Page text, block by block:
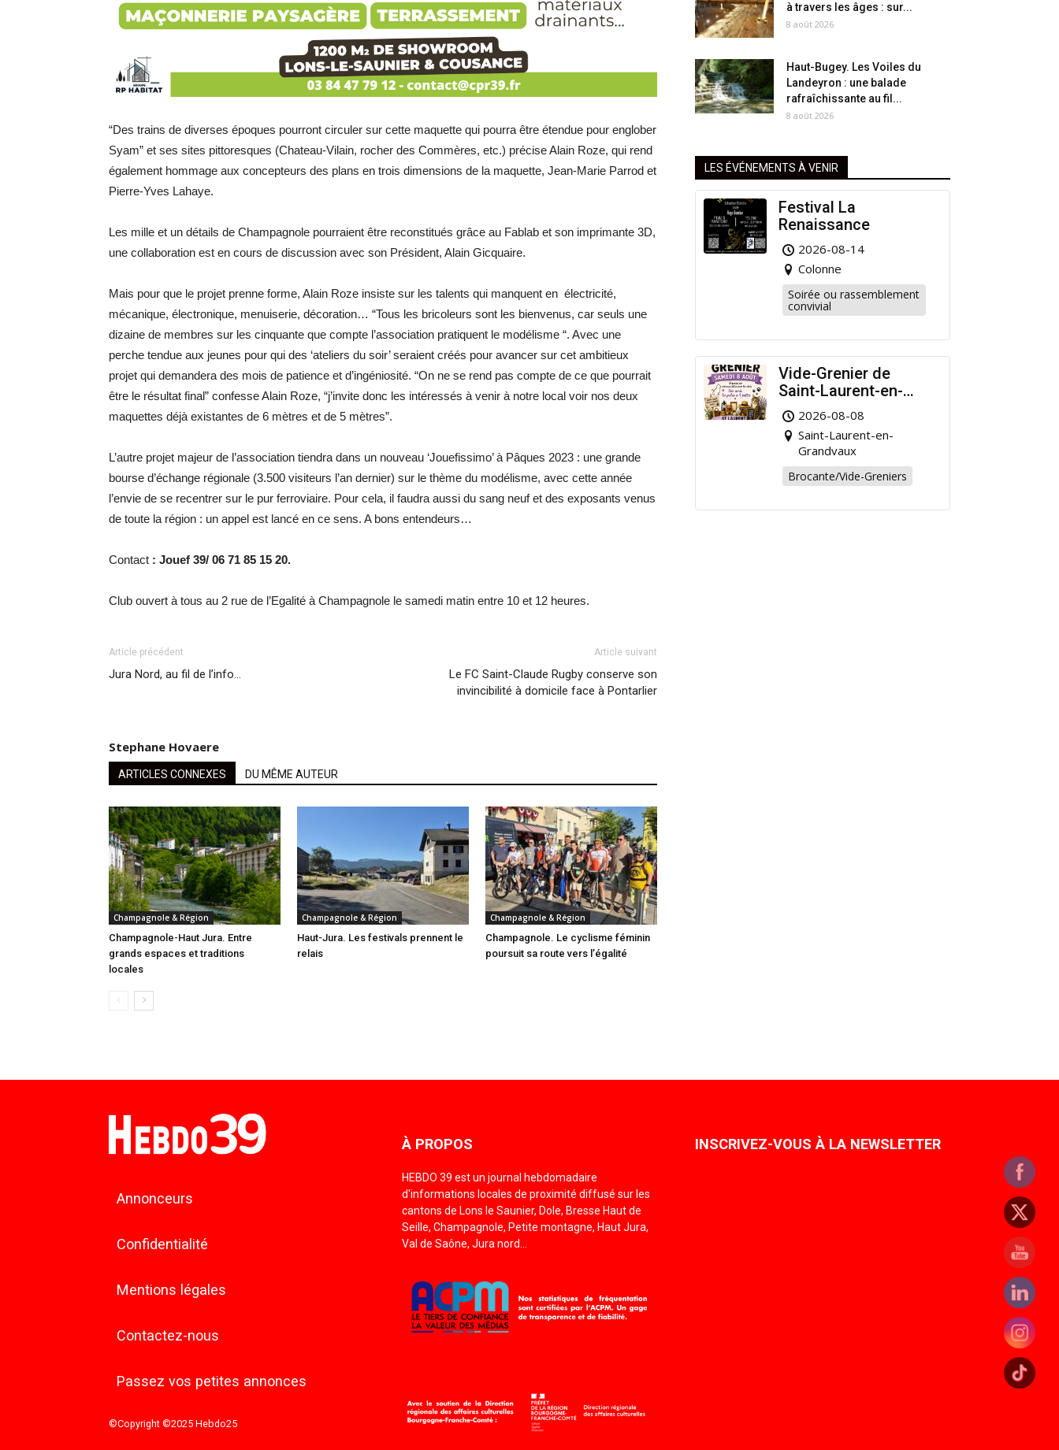
“Des trains de diverses époques pourront circuler sur cette maquette qui pourra être étendue pour englober
Syam” et ses sites pittoresques (Chateau-Vilain, rocher des Commères, etc.) précise Alain Roze, qui rend
également hommage aux concepteurs des plans en trois dimensions de la maquette, Jean-Marie Parrod et
Pierre-Yves Lahaye.
Les mille et un détails de Champagnole pourraient être reconstitués grâce au Fablab et son imprimante 3D,
une collaboration est en cours de discussion avec son Président, Alain Gicquaire.
Mais pour que le projet prenne forme, Alain Roze insiste sur les talents qui manquent en électricité,
mécanique, électronique, menuiserie, décoration… “Tous les bricoleurs sont les bienvenus, car seuls une
dizaine de membres sur les cinquante que compte l’association pratiquent le modélisme “. Avec une
perche tendue aux jeunes pour qui des ‘ateliers du soir’ seraient créés pour avancer sur cet ambitieux
projet qui demandera des mois de patience et d’ingéniosité. “On ne se rend pas compte de ce que pourrait
être le résultat final” confesse Alain Roze, “j’invite donc les intéressés à venir à notre local voir nos deux
maquettes déjà existantes de 6 mètres et de 5 mètres”.
L’autre projet majeur de l’association tiendra dans un nouveau ‘Jouefissimo’ à Pâques 2023 : une grande
bourse d’échange régionale (3.500 visiteurs l’an dernier) sur le thème du modélisme, avec cette année
l’envie de se recentrer sur le pur ferroviaire. Pour cela, il faudra aussi du sang neuf et des exposants venus
de toute la région : un appel est lancé en ce sens. A bons entendeurs…
Contact : Jouef 39/ 06 71 85 15 20.
Club ouvert à tous au 2 rue de l’Egalité à Champagnole le samedi matin entre 10 et 12 heures.
Article précédent
Jura Nord, au fil de l’info…
Article suivant
Le FC Saint-Claude Rugby conserve son
invincibilité à domicile face à Pontarlier
Stephane Hovaere
ARTICLES CONNEXES DU MÊME AUTEUR
Champagnole & Région
Champagnole-Haut Jura. Entre
grands espaces et traditions
locales
Champagnole & Région
Haut-Jura. Les festivals prennent le
relais
Champagnole & Région
Champagnole. Le cyclisme féminin
poursuit sa route vers l’égalité
à travers les âges : sur...
8 août 2026
Haut-Bugey. Les Voiles du
Landeyron : une balade
rafraîchissante au fil...
8 août 2026
LES ÉVÉNEMENTS À VENIR
Festival La
Renaissance
2026-08-14
Colonne
Soirée ou rassemblement
convivial
Vide-Grenier de
Saint-Laurent-en-
Grandvaux : Venez
chiner pour la bonne
cause !
2026-08-08
Saint-Laurent-en-
Grandvaux
Brocante/Vide-Greniers